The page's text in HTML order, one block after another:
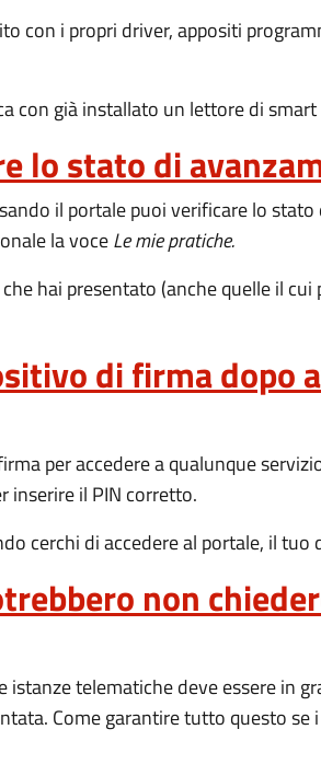
con i propri driver, appositi
con già installato un lettore di
lo stato di
il portale puoi verificare lo
la voceLe mie pratiche.
hai presentato (anche quelle il
di firma
per accedere a qualunque
inserire il PIN corretto.
cerchi di accedere al portale, il
non
istanze telematiche deve essere in
Come garantire tutto questo